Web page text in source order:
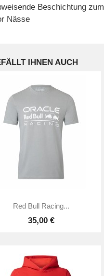
Beschichtung zum
Nässe
IHNEN AUCH
Red Bull Racing...
35,00 €